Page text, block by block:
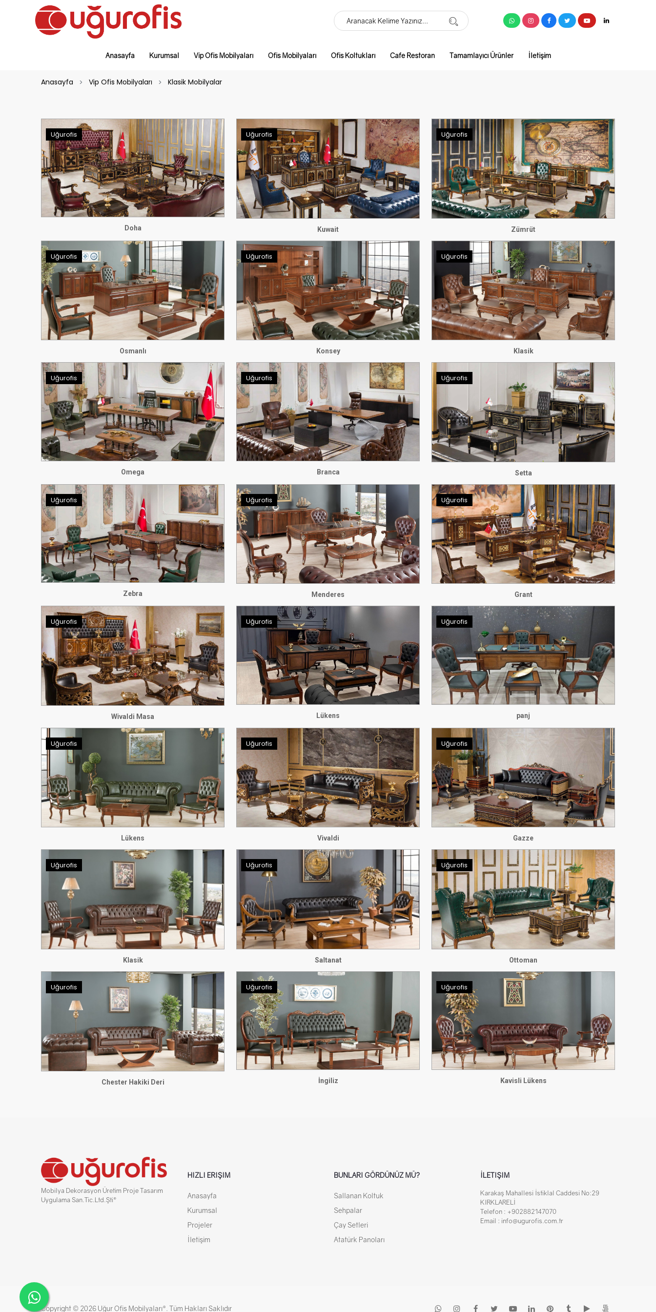
Anasayfa Kurumsal Vip Ofis Mobilyaları Ofis Mobilyaları Ofis Koltukları Cafe Restoran Tamamlayıcı Ürünler İletişim
Anasayfa Vip Ofis Mobilyaları Klasik Mobilyalar
Uğurofis
Doha
Uğurofis
Kuwait
Uğurofis
Zümrüt
Uğurofis
Osmanlı
Uğurofis
Konsey
Uğurofis
Klasik
Uğurofis
Omega
Uğurofis
Branca
Uğurofis
Setta
Uğurofis
Zebra
Uğurofis
Menderes
Uğurofis
Grant
Uğurofis
Wivaldi Masa
Uğurofis
Lükens
Uğurofis
panj
Uğurofis
Lükens
Uğurofis
Vivaldi
Uğurofis
Gazze
Uğurofis
Klasik
Uğurofis
Saltanat
Uğurofis
Ottoman
Uğurofis
Chester Hakiki Deri
Uğurofis
İngiliz
Uğurofis
Kavisli Lükens
Mobilya Dekorasyon Üretim Proje Tasarım
Uygulama San.Tic.Ltd.Şti®
HIZLI ERIŞIM
Anasayfa
Kurumsal
Projeler
İletişim
BUNLARI GÖRDÜNÜZ MÜ?
Sallanan Koltuk
Sehpalar
Çay Setleri
Atatürk Panoları
İLETIŞIM
Karakaş Mahallesi İstiklal Caddesi No:29
KIRKLARELİ
Telefon : +902882147070
Email : info@ugurofis.com.tr
Copyright © 2026 Uğur Ofis Mobilyaları®. Tüm Hakları Saklıdır